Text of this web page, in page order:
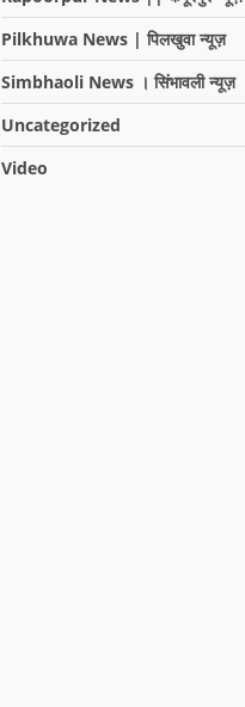
Pilkhuwa News | पिलखुवा न्यूज़
Simbhaoli News । सिंभावली न्यूज़
Uncategorized
Video